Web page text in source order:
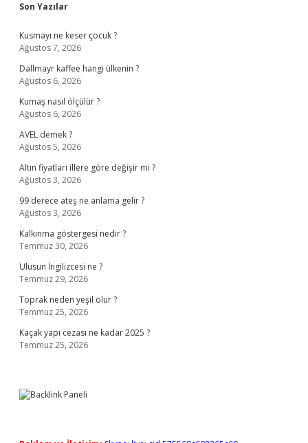
Sidebar
Son Yazılar
Kusmayı ne keser çocuk ?
Ağustos 7, 2026
Dallmayr kaffee hangi ülkenin ?
Ağustos 6, 2026
Kumaş nasıl ölçülür ?
Ağustos 6, 2026
AVEL demek ?
Ağustos 5, 2026
Altın fiyatları illere göre değişir mi ?
Ağustos 3, 2026
99 derece ateş ne anlama gelir ?
Ağustos 3, 2026
Kalkınma göstergesi nedir ?
Temmuz 30, 2026
Ulusun İngilizcesi ne ?
Temmuz 29, 2026
Toprak neden yeşil olur ?
Temmuz 25, 2026
Kaçak yapı cezası ne kadar 2025 ?
Temmuz 25, 2026